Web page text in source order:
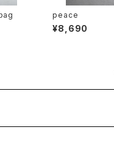
peace
¥8,690